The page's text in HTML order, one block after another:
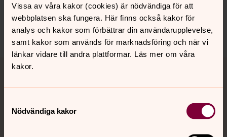
Vissa av våra kakor (cookies) är nödvändiga för att
webbplatsen ska fungera. Här finns också kakor för
analys och kakor som förbättrar din användarupplevelse,
samt kakor som används för marknadsföring och när vi
länkar vidare till andra plattformar. Läs mer om våra
kakor.
Nödvändiga kakor
Dela
Tillbaka till toppen
Tillbaka till innehållet
Kontakt